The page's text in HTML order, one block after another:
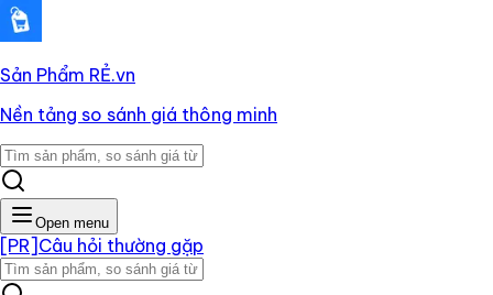
Sản Phẩm RẺ.vn
Nền tảng so sánh giá thông minh
Open menu
[PR] Câu hỏi thường gặp